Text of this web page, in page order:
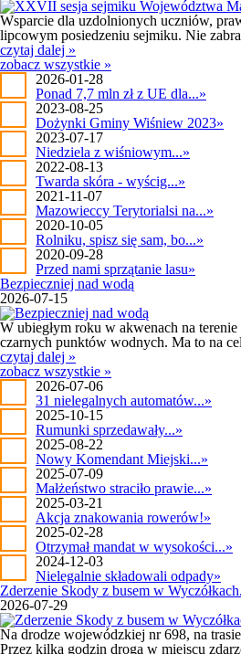
Wsparcie dla uzdolnionych uczniów,
lipcowym posiedzeniu sejmiku. Nie
czytaj dalej »
zobacz wszystkie »
2026-01-28
Ponad 7,7 mln zł z UE dla...»
2023-08-25
Dożynki Gminy Wiśniew 2023»
2023-07-17
Niedziela z wiśniowym...»
2022-08-13
Twarda skóra - wyścig...»
2021-11-07
Mazowieccy Terytorialsi na...»
2020-10-05
Rolniku, spisz się sam, bo...»
2020-09-28
Przed nami sprzątanie lasu»
Bezpieczniej nad wodą
2026-07-15
W ubiegłym roku w akwenach na
czarnych punktów wodnych. Ma to na
czytaj dalej »
zobacz wszystkie »
2026-07-06
31 nielegalnych automatów...»
2025-10-15
Rumunki sprzedawały...»
2025-08-22
Nowy Komendant Miejski...»
2025-07-09
Małżeństwo straciło prawie...»
2025-03-21
Akcja znakowania rowerów!»
2025-02-28
Otrzymał mandat w wysokości...»
2024-12-03
Nielegalnie składowali odpady»
Zderzenie Skody z busem w
2026-07-29
Na drodze wojewódzkiej nr 698, na
Przez kilka godzin droga w miejscu